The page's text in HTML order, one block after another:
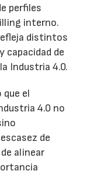
perfiles
interno.
distintos
capacidad de
Industria 4.0.
el
4.0 no
de
alinear